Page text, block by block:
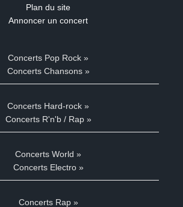
Plan du site
Annoncer un concert
Concerts Pop Rock »
Concerts Chansons »
Concerts Hard-rock »
Concerts R'n'b / Rap »
Concerts World »
Concerts Electro »
Concerts Rap »